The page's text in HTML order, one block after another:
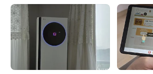
다소 아쉬움이 있습니다, 그래서 애플도 1.9인치가 넘는 애
플워치 울트라를 출시한 것이 아닐까 싶기도 합니다. 다양
한 기능을 제공하는 갤럭시워치5 요즘 스마트워치는 예전
과 같은 단순한 기능을 넘어 헬스케어..